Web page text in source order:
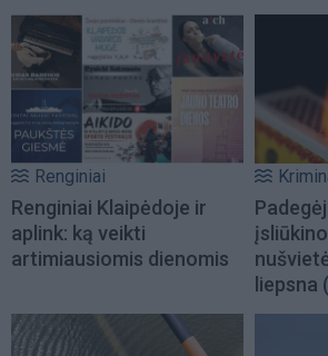
Renginiai
Renginiai Klaipėdoje ir
aplink: ką veikti
artimiausiomis dienomis
liepsna